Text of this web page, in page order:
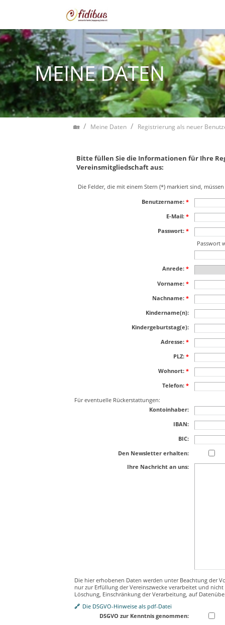
Zum Inhalt springen
MEINE DATEN
HomeMeine Daten Registrierung als neuer
Bitte füllen Sie die Informationen für Ihre
Vereinsmitgliedschaft aus:
Die Felder, die mit einem Stern (*) markiert sind,
Benutzername: *
E-Mail: *
Passwort: *
Passwort
Anrede: *
Vorname: *
Nachname: *
Kindername(n):
Kindergeburtstag(e):
Adresse: *
PLZ: *
Wohnort: *
Telefon: *
Für eventuelle Rückerstattungen:
Kontoinhaber:
IBAN:
BIC:
Den Newsletter erhalten:
Ihre Nachricht an uns:
Die hier erhobenen Daten werden unter Beachtung der
nur zur Erfüllung der Vereinszwecke verarbeitet und
Löschung, Einschränkung der Verarbeitung, auf
Die DSGVO-Hinweise als pdf-Datei
DSGVO zur Kenntnis genommen: